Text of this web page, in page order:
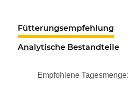
Fütterungsempfehlung
Analytische Bestandteile
Empfohlene Tagesmenge: